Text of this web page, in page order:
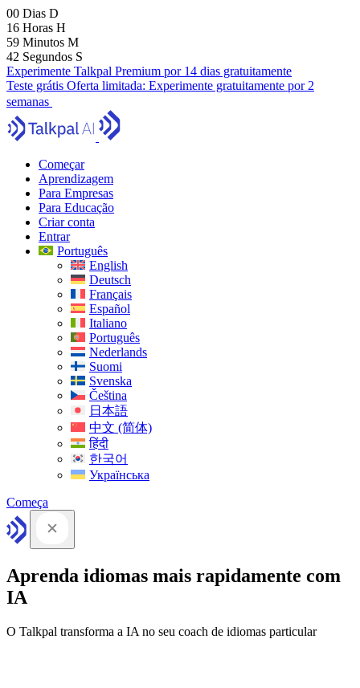
00 Dias D
16 Horas H
59 Minutos M
41 Segundos S
Experimente Talkpal Premium por 14 dias gratuitamente
Teste grátis Oferta limitada: Experimente gratuitamente por 2
semanas
Começar
Aprendizagem
Para Empresas
Para Educação
Criar conta
Entrar
Português
English
Deutsch
Français
Español
Italiano
Português
Nederlands
Suomi
Svenska
Čeština
日本語
中文 (简体)
हिंदी
한국어
Українська
Começa
Aprenda idiomas mais rapidamente com
IA
O Talkpal transforma a IA no seu coach de idiomas particular